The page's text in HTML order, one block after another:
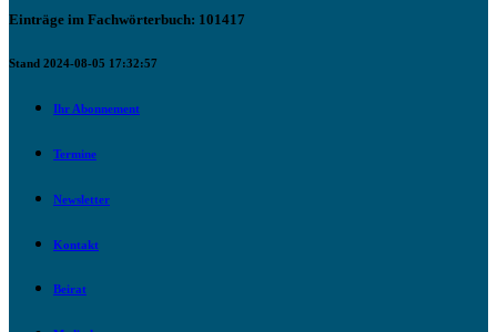
Einträge im Fachwörterbuch: 101417
Stand 2024-08-05 17:32:57
Ihr Abonnement
Termine
Newsletter
Kontakt
Beirat